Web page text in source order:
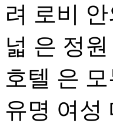
려 로비
넓 은 정
호텔 은
유명 여성